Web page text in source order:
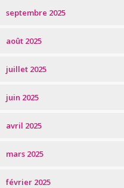
septembre 2025
août 2025
juillet 2025
juin 2025
avril 2025
mars 2025
février 2025